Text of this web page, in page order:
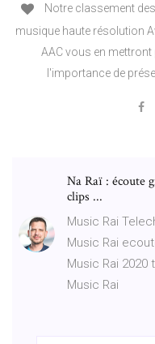
Notre classement
musique haute résolution
AAC vous en
l'importance de
Na Raï : écoute
clips ...
Music Rai
Music Rai
Music Rai 2020
Music Rai